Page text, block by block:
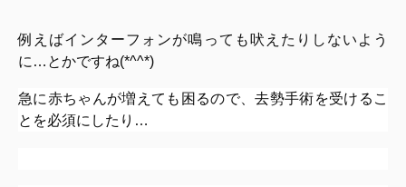
例えばインターフォンが鳴っても吠えたりしないよう
に…とかですね(*^^*)
急に赤ちゃんが増えても困るので、去勢手術を受けるこ
とを必須にしたり…